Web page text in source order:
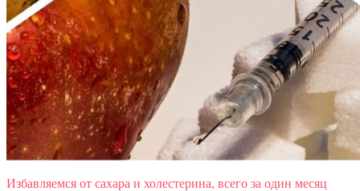
Избавляемся от сахара и холестерина, всего за один месяц